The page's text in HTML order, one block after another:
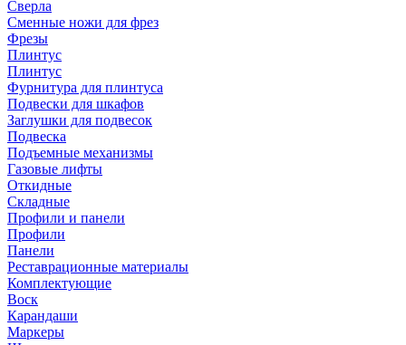
Сверла
Сменные ножи для фрез
Фрезы
Плинтус
Плинтус
Фурнитура для плинтуса
Подвески для шкафов
Заглушки для подвесок
Подвеска
Подъемные механизмы
Газовые лифты
Откидные
Складные
Профили и панели
Профили
Панели
Реставрационные материалы
Комплектующие
Воск
Карандаши
Маркеры